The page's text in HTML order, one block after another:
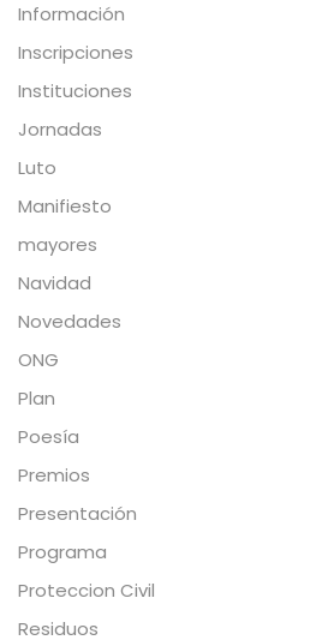
Información
Inscripciones
Instituciones
Jornadas
Luto
Manifiesto
mayores
Navidad
Novedades
ONG
Plan
Poesía
Premios
Presentación
Programa
Proteccion Civil
Residuos